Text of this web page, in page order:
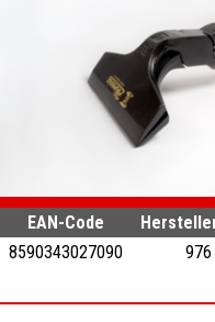
EAN-Code
8590343027090
976